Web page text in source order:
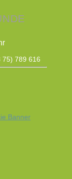
75) 789 616
Banner